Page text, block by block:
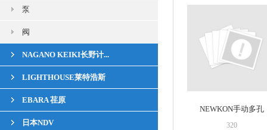
泵
阀
NAGANO KEIKI长野计...
LIGHTHOUSE莱特浩斯
EBARA 荏原
日本NDV
NEWKON手动多孔
320